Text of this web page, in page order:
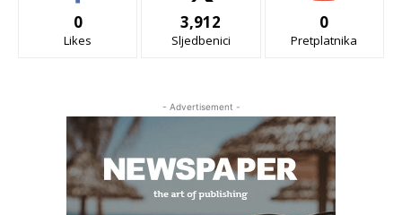
0
Likes
3,912
Sljedbenici
0
Pretplatnika
- Advertisement -